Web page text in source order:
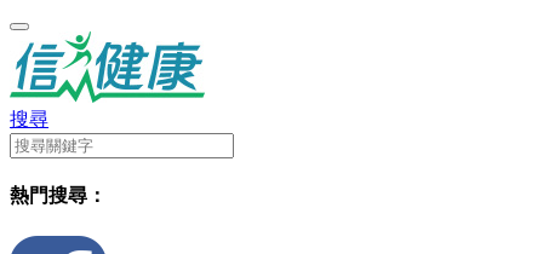
搜尋
熱門搜尋：